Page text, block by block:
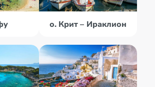
о. Крит – Ираклион